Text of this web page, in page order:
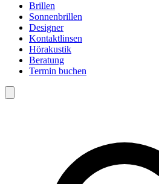
Brillen
Sonnenbrillen
Designer
Kontaktlinsen
Hörakustik
Beratung
Termin buchen